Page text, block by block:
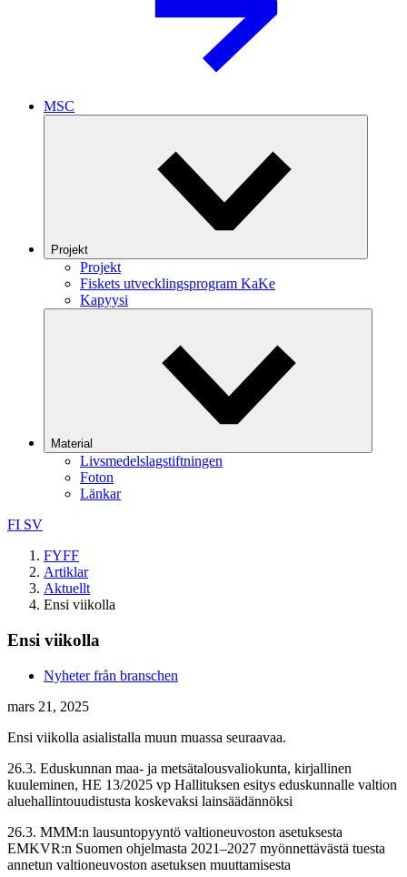
MSC
Projekt
Projekt
Fiskets utvecklingsprogram KaKe
Kapyysi
Material
Livsmedelslagstiftningen
Foton
Länkar
FI SV
FYFF
Artiklar
Aktuellt
Ensi viikolla
Ensi viikolla
Nyheter från branschen
mars 21, 2025
Ensi viikolla asialistalla muun muassa seuraavaa.
26.3. Eduskunnan maa- ja metsätalousvaliokunta, kirjallinen
kuuleminen, HE 13/2025 vp Hallituksen esitys eduskunnalle valtion
aluehallintouudistusta koskevaksi lainsäädännöksi
26.3. MMM:n lausuntopyyntö valtioneuvoston asetuksesta
EMKVR:n Suomen ohjelmasta 2021–2027 myönnettävästä tuesta
annetun valtioneuvoston asetuksen muuttamisesta